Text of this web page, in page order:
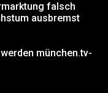
falsch
ausbremst
münchen.tv-